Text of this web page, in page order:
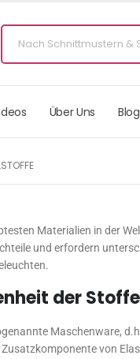
Über Uns Blog
Materialien in der
und erfordern
der Stoffe
Maschenware,
von